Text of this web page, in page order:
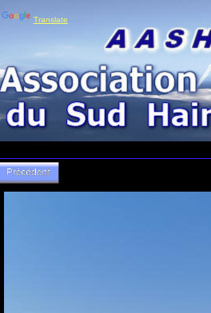
Translate